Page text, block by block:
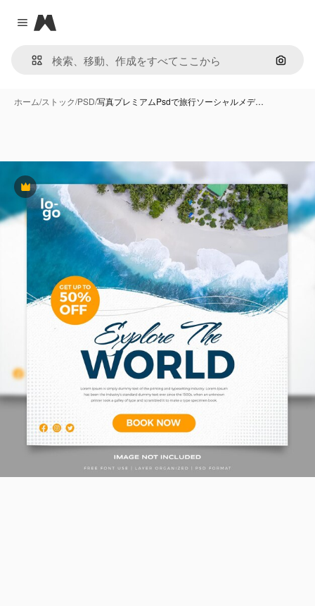
Close menu
Magnific
画像で
ホーム/ストック/PSD/写真プレミアムPsdで旅行ソーシャルメデ…
Premium